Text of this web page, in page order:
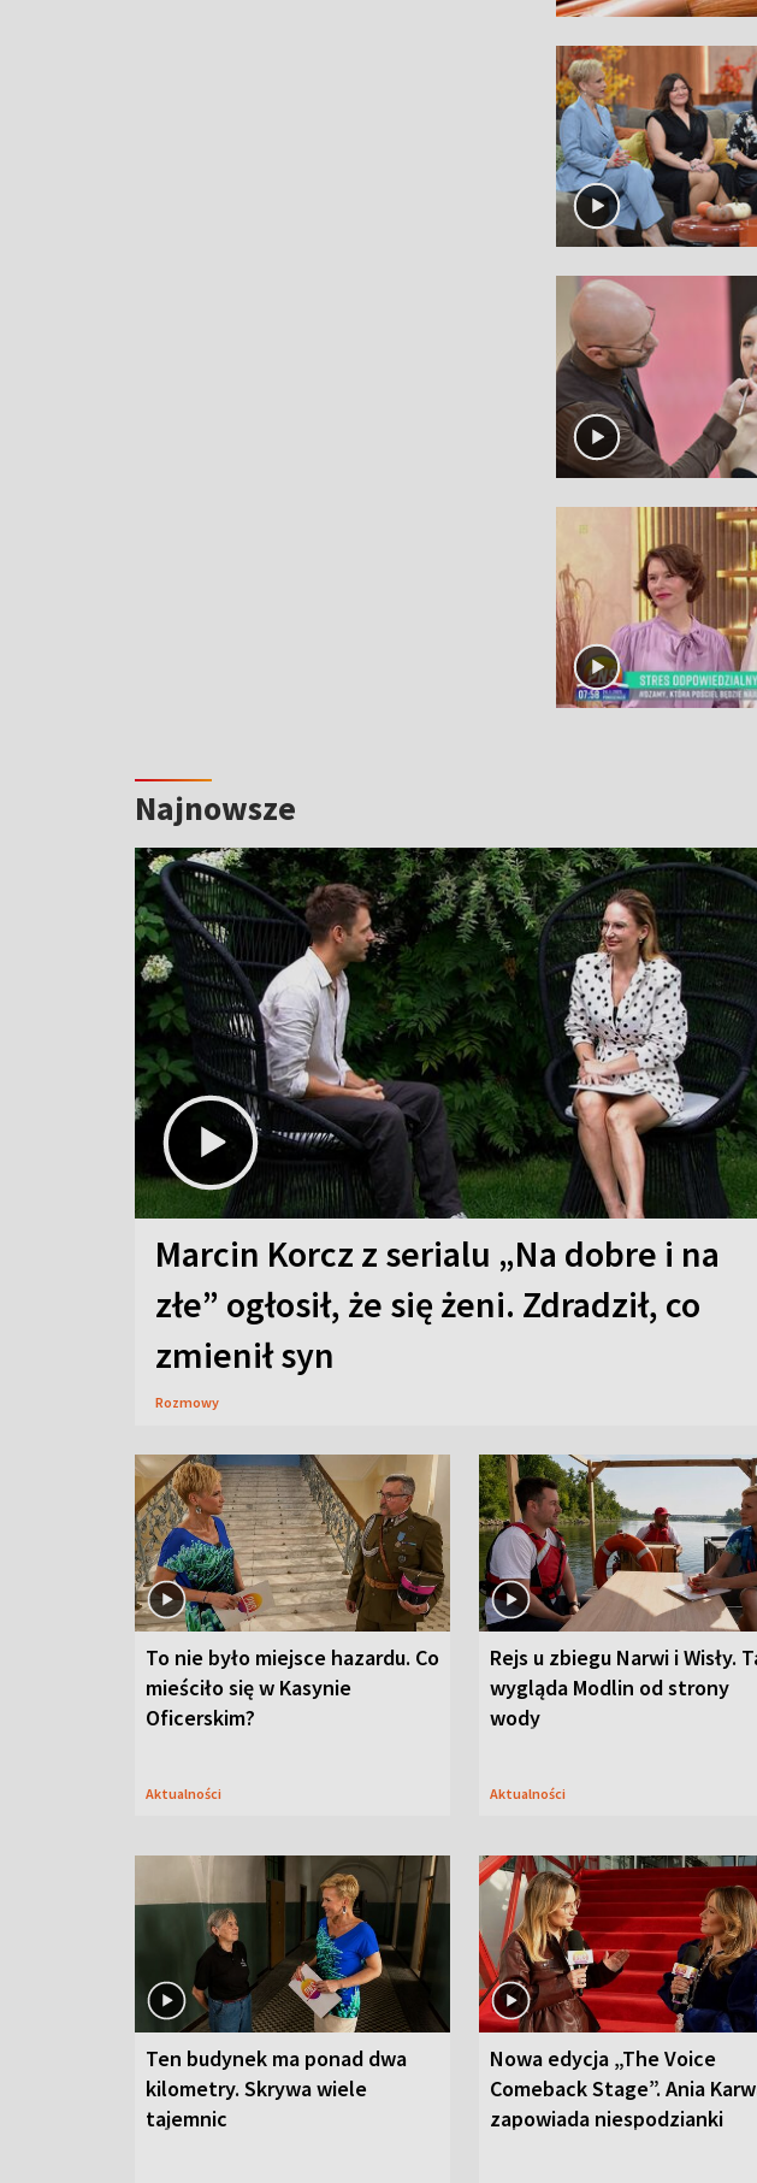
Najnowsze
Marcin Korcz z serialu „Na dobre i na
złe” ogłosił, że się żeni. Zdradził, co
zmienił syn
Rozmowy
To nie było miejsce hazardu. Co
mieściło się w Kasynie
Oficerskim?
Aktualności
Rejs u zbiegu Narwi i Wisły.
wygląda Modlin od strony
wody
Aktualności
Ten budynek ma ponad dwa
kilometry. Skrywa wiele
tajemnic
Nowa edycja „The Voice
Comeback Stage”. Ania
zapowiada niespodzianki